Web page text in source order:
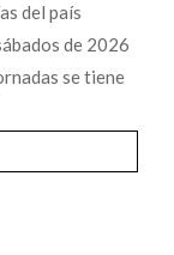
del país
de 2026
se tiene